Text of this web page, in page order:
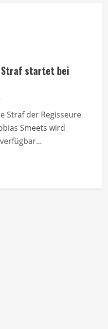
Straf startet bei
Straf der Regisseure
Smeets wird